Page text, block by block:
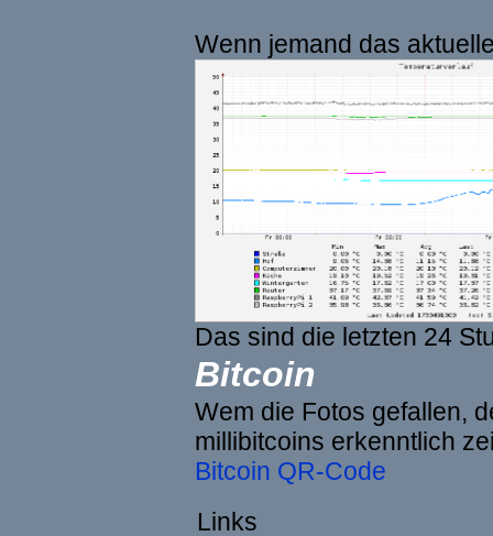
Wenn jemand das
Das sind die letzten 24
Bitcoin
Wem die Fotos gefallen,
millibitcoins erkenntlich
Bitcoin QR-Code
Links